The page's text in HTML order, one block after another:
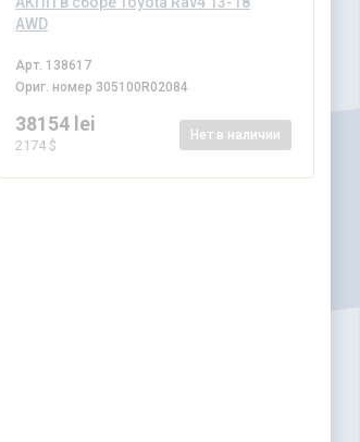
AWD
Арт. 138617
Ориг. номер 305100R02084
38154 lei
2174 $
Нет в наличии